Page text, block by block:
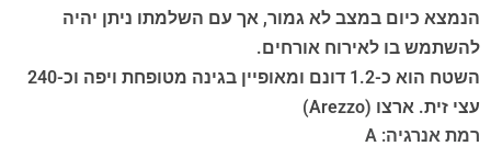
הנמצא כיום במצב לא גמור, אך עם השלמתו ניתן יהיה
להשתמש בו לאירוח אורחים.
השטח הוא כ-1.2 דונם ומאופיין בגינה מטופחת ויפה וכ-240
עצי זית. ארצו (Arezzo)
רמת אנרגיה: A